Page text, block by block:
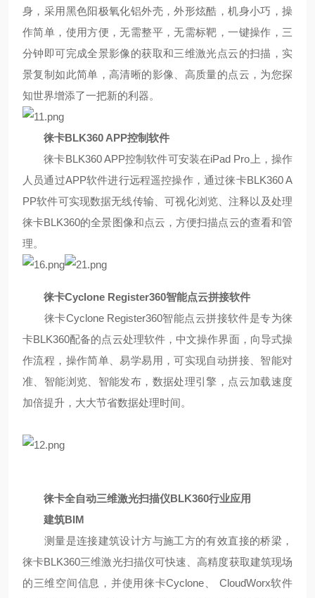
身，采用黑色阳极氧化铝外壳，外形炫酷，机身小巧，操
作简单，使用方便，无需整平，无需标靶，一键操作，三
分钟即可完成全景影像的获取和三维激光点云的扫描，实
景复制如此简单，高清晰的影像、高质量的点云，为您探
知世界增添了一把新的利器。
徕卡BLK360 APP控制软件
徕卡BLK360 APP控制软件可安装在iPad Pro上，操作
人员通过APP软件进行远程遥控操作，通过徕卡BLK360 A
PP软件可实现数据无线传输、可视化浏览、注释以及处理
徕卡BLK360的全景图像和点云，方便扫描点云的查看和管
理。
徕卡Cyclone Register360智能点云拼接软件
徕卡Cyclone Register360智能点云拼接软件是专为徕
卡BLK360配备的点云处理软件，中文操作界面，向导式操
作流程，操作简单、易学易用，可实现自动拼接、智能对
准、智能浏览、智能发布， 数据处理引擎，点云加载速度
加倍提升，大大节省数据处理时间。
徕卡全自动三维激光扫描仪BLK360行业应用
建筑BIM
测量是连接建筑设计方与施工方的有效直接的桥梁，
徕卡BLK360三维激光扫描仪可快速、高精度获取建筑现场
的三维空间信息，并使用徕卡Cyclone、 CloudWorx软件